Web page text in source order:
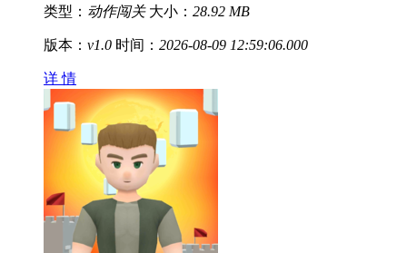
类型： 动作闯关 大小： 28.92 MB
版本： v1.0 时间： 2026-08-09 12:59:06.000
详 情